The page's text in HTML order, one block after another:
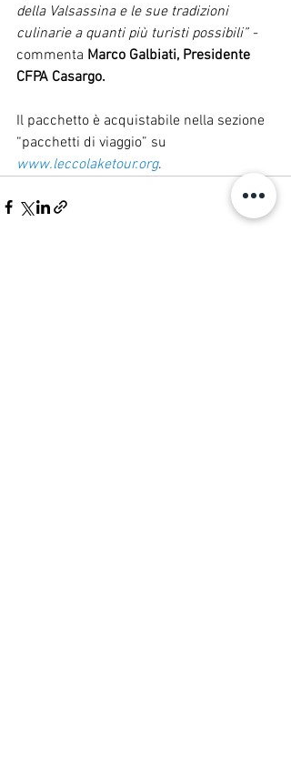
della Valsassina e le sue tradizioni
culinarie a quanti più turisti possibili” -
commenta Marco Galbiati, Presidente
CFPA Casargo.
Il pacchetto è acquistabile nella sezione
“pacchetti di viaggio” su
www.leccolaketour.org.